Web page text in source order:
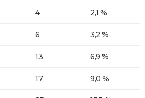
4 2,1 %
6 3,2 %
13 6,9 %
17 9,0 %